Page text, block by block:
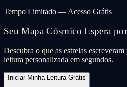
Tempo Limitado — Acesso Grátis
Seu Mapa Cósmico Espera
Descubra o que as estrelas
leitura personalizada em segundos.
Iniciar Minha Leitura Grátis